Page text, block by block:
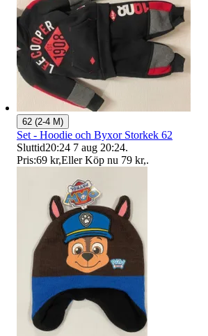
62 (2-4 M)
Set - Hoodie och Byxor Storkek 62
Sluttid20:24 7 aug 20:24.
Pris:69 kr,Eller Köp nu 79 kr,.